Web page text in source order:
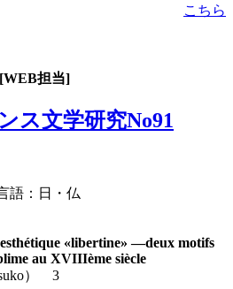
こちら
[WEB担当]
ス文学研究No91
語：日・仏
«libertine» ―deux motifs
au XVIIIème siècle
） 3